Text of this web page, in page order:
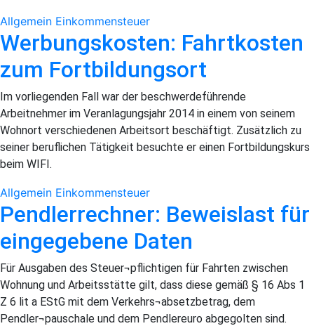
Allgemein Einkommensteuer
Werbungskosten: Fahrtkosten
zum Fortbildungsort
Im vorliegenden Fall war der beschwerdeführende
Arbeitnehmer im Veranlagungsjahr 2014 in einem von seinem
Wohnort verschiedenen Arbeitsort beschäftigt. Zusätzlich zu
seiner beruflichen Tätigkeit besuchte er einen Fortbildungskurs
beim WIFI.
Allgemein Einkommensteuer
Pendlerrechner: Beweislast für
eingegebene Daten
Für Ausgaben des Steuer¬pflichtigen für Fahrten zwischen
Wohnung und Arbeitsstätte gilt, dass diese gemäß § 16 Abs 1
Z 6 lit a EStG mit dem Verkehrs¬absetzbetrag, dem
Pendler¬pauschale und dem Pendlereuro abgegolten sind.